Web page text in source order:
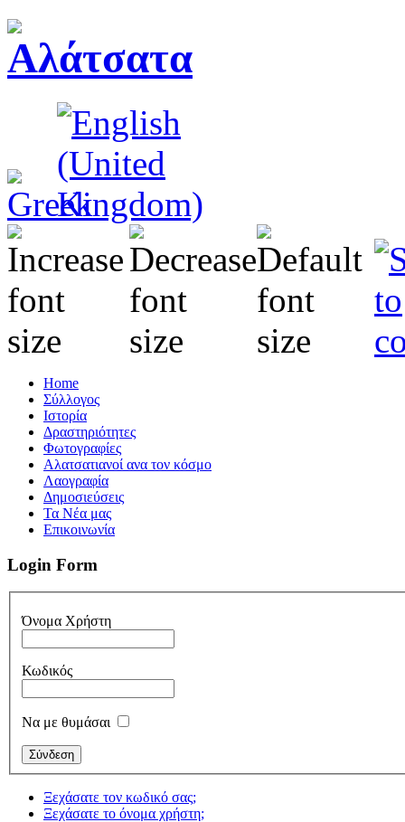
Home
Σύλλογος
Iστορία
Δραστηριότητες
Φωτογραφίες
Αλατσατιανοί ανα τον κόσμο
Λαογραφία
Δημοσιεύσεις
Τα Νέα μας
Επικοινωνία
Login Form
Όνομα Χρήστη
Κωδικός
Να με θυμάσαι
Ξεχάσατε τον κωδικό σας;
Ξεχάσατε το όνομα χρήστη;